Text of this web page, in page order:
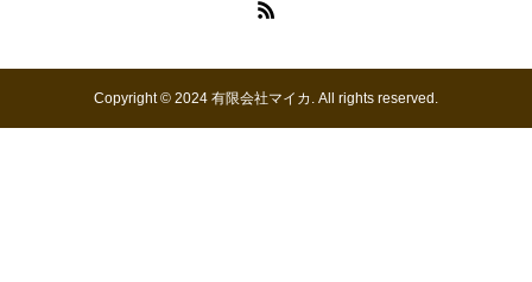
Copyright © 2024 有限会社マイカ. All rights reserved.